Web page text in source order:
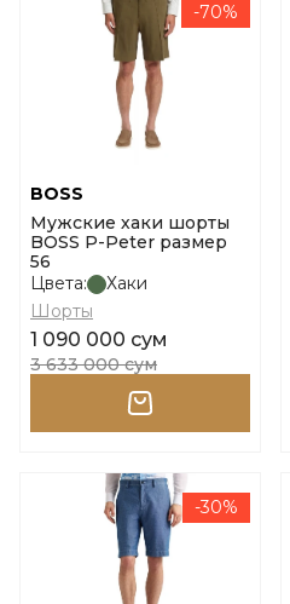
-70%
BOSS
Мужские хаки шорты
BOSS P-Peter размер
56
Цвета:
Хаки
Шорты
1 090 000 сум
3 633 000 сум
-30%